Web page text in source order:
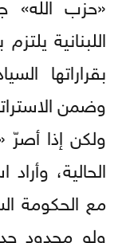
اللبنانية
بقراراتها
وضمن
ولكن إذا
الحالية،
مع الحكومة
ولو محدود